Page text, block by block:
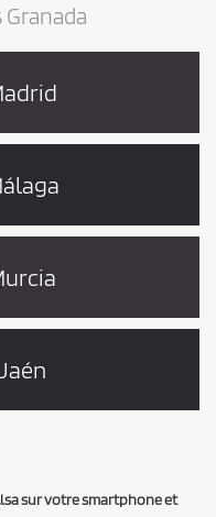
sur votre smartphone et